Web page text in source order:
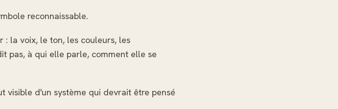
reconnaissable.
: la voix, le ton, les couleurs, les
pas, à qui elle parle, comment elle se
visible d'un système qui devrait être pensé